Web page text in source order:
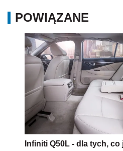
POWIĄZANE
Infiniti Q50L - dla tych,